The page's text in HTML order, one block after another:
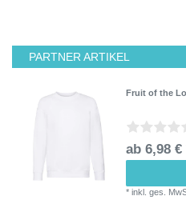
PARTNER ARTIKEL
Fruit of the
ab 6,98 €
*inkl. ges.